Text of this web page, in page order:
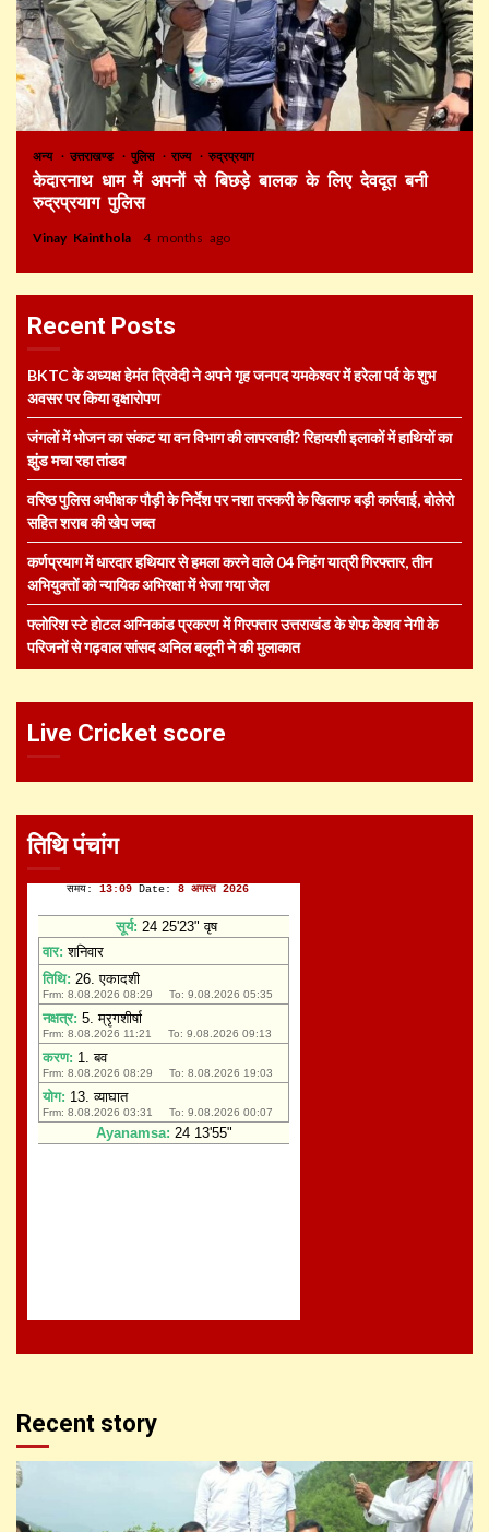
अन्य उत्तराखण्ड पुलिस राज्य रुद्रप्रयाग
केदारनाथ धाम में अपनों से बिछड़े बालक के लिए देवदूत बनी
रुद्रप्रयाग पुलिस
Vinay Kainthola 4 months ago
Recent Posts
BKTC के अध्यक्ष हेमंत त्रिवेदी ने अपने गृह जनपद यमकेश्वर में हरेला पर्व के शुभ
अवसर पर किया वृक्षारोपण
जंगलों में भोजन का संकट या वन विभाग की लापरवाही? रिहायशी इलाकों में हाथियों का
झुंड मचा रहा तांडव
वरिष्ठ पुलिस अधीक्षक पौड़ी के निर्देश पर नशा तस्करी के खिलाफ बड़ी कार्रवाई, बोलेरो
सहित शराब की खेप जब्त
कर्णप्रयाग में धारदार हथियार से हमला करने वाले 04 निहंग यात्री गिरफ्तार, तीन
अभियुक्तों को न्यायिक अभिरक्षा में भेजा गया जेल
फ्लोरिश स्टे होटल अग्निकांड प्रकरण में गिरफ्तार उत्तराखंड के शेफ केशव नेगी के
परिजनों से गढ़वाल सांसद अनिल बलूनी ने की मुलाकात
Live Cricket score
तिथि पंचांग
Recent story